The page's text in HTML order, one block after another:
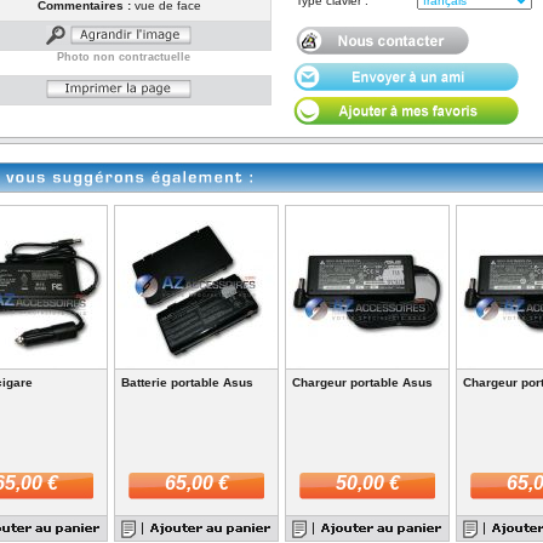
Commentaires :vue de face
Photo non contractuelle
€
Batterie portable Asus
65,00 €
Chargeur portable Asus
50,00 €
Chargeur